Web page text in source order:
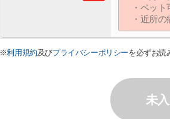
※利用規約及びプライバシーポリシーを必ずお読
未